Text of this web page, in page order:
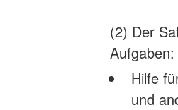
(2) Der
Aufgaben:
Hilfe
und